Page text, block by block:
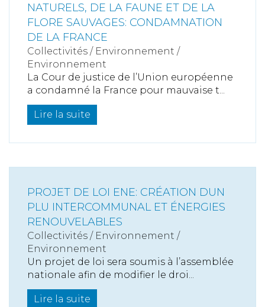
NATURELS, DE LA FAUNE ET DE LA
FLORE SAUVAGES: CONDAMNATION
DE LA FRANCE
Collectivités / Environnement /
Environnement
La Cour de justice de l’Union européenne
a condamné la France pour mauvaise t...
Lire la suite
PROJET DE LOI ENE: CRÉATION DUN
PLU INTERCOMMUNAL ET ÉNERGIES
RENOUVELABLES
Collectivités / Environnement /
Environnement
Un projet de loi sera soumis à l’assemblée
nationale afin de modifier le droi...
Lire la suite